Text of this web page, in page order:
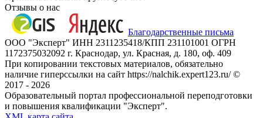
Отзывы о нас
Благодарственные письма
ООО "Эксперт" ИНН 2311235418/КПП 231101001 ОГРН
1172375032092 г. Краснодар, ул. Красная, д. 180, оф. 409
При копировании текстовых материалов, обязательно
наличие гиперссылки на сайт https://nalchik.expert123.ru/ ©
2017 - 2026
Образовательный портал профессиональной переподготовки
и повышения квалификации "Эксперт".